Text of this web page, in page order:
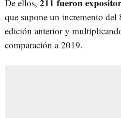
De ellos, 211 fueron
que supone un incremento del
edición anterior y
comparación a 2019.